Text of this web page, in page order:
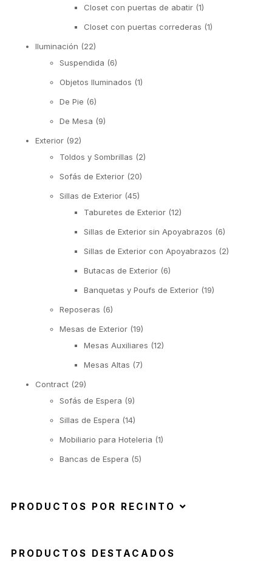
Closet con puertas de abatir (1)
Closet con puertas correderas (1)
Iluminación (22)
Suspendida (6)
Objetos Iluminados (1)
De Pie (6)
De Mesa (9)
Exterior (92)
Toldos y Sombrillas (2)
Sofás de Exterior (20)
Sillas de Exterior (45)
Taburetes de Exterior (12)
Sillas de Exterior sin Apoyabrazos (6)
Sillas de Exterior con Apoyabrazos (2)
Butacas de Exterior (6)
Banquetas y Poufs de Exterior (19)
Reposeras (6)
Mesas de Exterior (19)
Mesas Auxiliares (12)
Mesas Altas (7)
Contract (29)
Sofás de Espera (9)
Sillas de Espera (14)
Mobiliario para Hoteleria (1)
Bancas de Espera (5)
PRODUCTOS POR RECINTO
PRODUCTOS DESTACADOS